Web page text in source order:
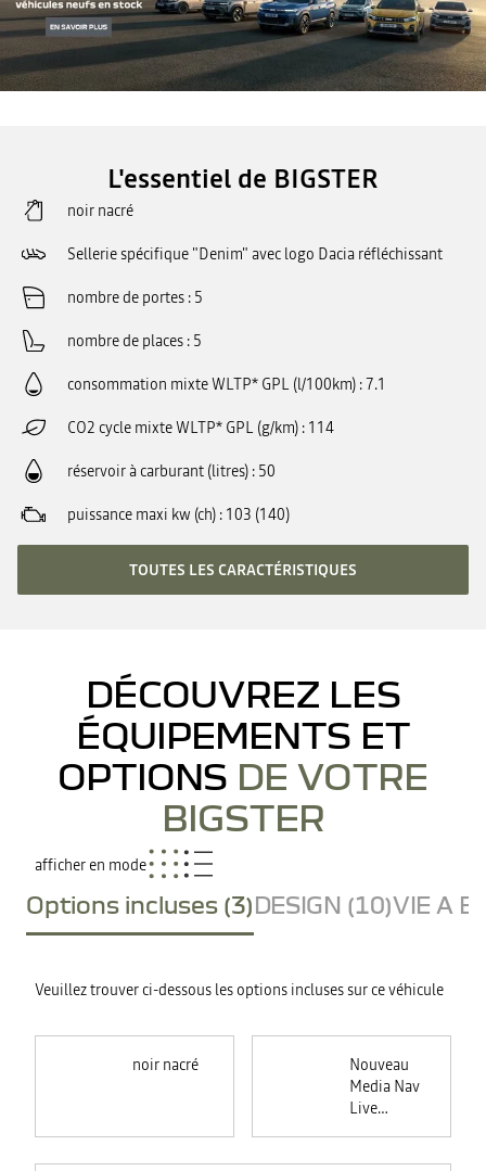
L'essentiel de BIGSTER
noir nacré
Sellerie spécifique "Denim" avec logo Dacia réfléchissant
nombre de portes 5
nombre de places 5
consommation mixte WLTP* GPL (l/100km) 7.1
CO2 cycle mixte WLTP* GPL (g/km) 114
réservoir à carburant (litres) 50
puissance maxi kw (ch) 103 (140)
TOUTES LES CARACTÉRISTIQUES
DÉCOUVREZ LES
ÉQUIPEMENTS ET
OPTIONS DE VOTRE
BIGSTER
afficher en mode
Options incluses (3)DESIGN (10)VIE A
Veuillez trouver ci-dessous les options incluses sur ce véhicule
noir nacré
Nouveau
Media Nav
Live